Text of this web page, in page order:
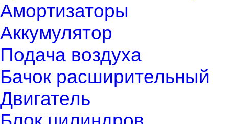
Амортизаторы
Аккумулятор
Подача воздуха
Бачок расширительный
Двигатель